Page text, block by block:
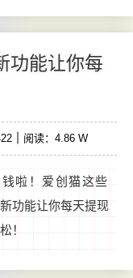
功能让你每
阅读：4.86 W